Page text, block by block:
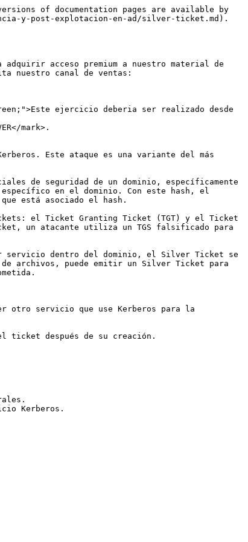
of documentation pages are available by
y-post-explotacion-en-ad/silver-ticket.md).
acceso premium a nuestro material de
nuestro canal de ventas:
ejercicio deberia ser realizado desde
mark>.
Este ataque es una variante del más
de seguridad de un dominio, específicamente
específico en el dominio. Con este hash, el
está asociado el hash.
el Ticket Granting Ticket (TGT) y el Ticket
un atacante utiliza un TGS falsificado para
servicio dentro del dominio, el Silver Ticket se
archivos, puede emitir un Silver Ticket para
otro servicio que use Kerberos para la
ticket después de su creación.